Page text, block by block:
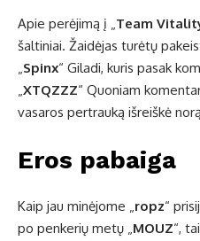
Apie perėjimą į „Team
šaltiniai. Žaidėjas turėtų
„⁠Spinx⁠“ Giladi, kuris pasak
„⁠XTQZZZ“ Quoniam
vasaros pertrauką išreiškė
Eros pabaiga
Kaip jau minėjome „ropz“
po penkerių metų „MOUZ“,